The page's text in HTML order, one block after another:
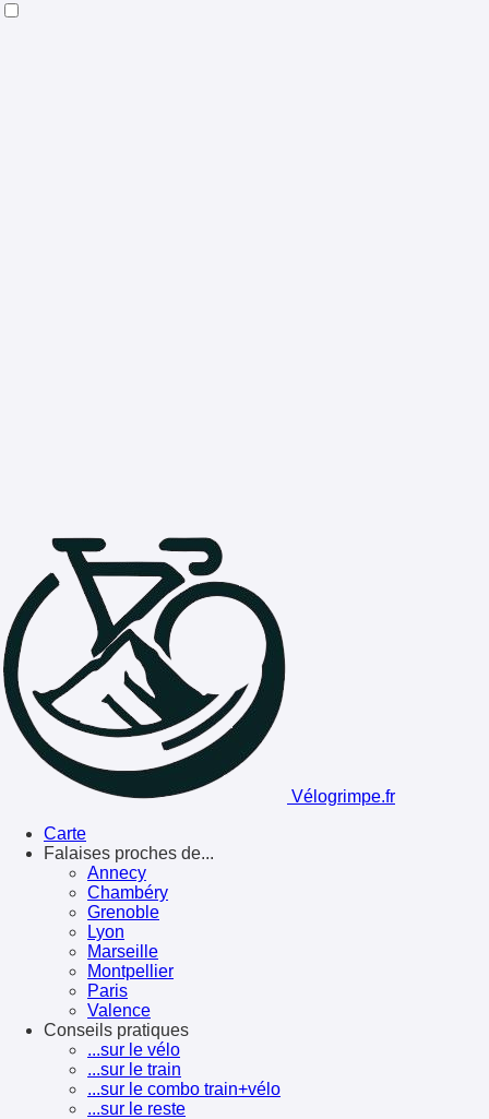
Vélogrimpe.fr
Carte
Falaises proches de...
Annecy
Chambéry
Grenoble
Lyon
Marseille
Montpellier
Paris
Valence
Conseils pratiques
...sur le vélo
...sur le train
...sur le combo train+vélo
...sur le reste